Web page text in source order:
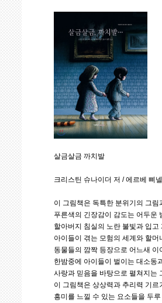
살금살금 까치발
크리스틴 슈나이더 저 / 에르베 삐
이 그림책은 독특한 분위기의 그
푸른색의 긴장감이 감도는 어두운
할아버지 침실의 노란 불빛과 입
아이들이 겪는 모험의 세계와 할
동물들의 깜짝 등장으로 어느새
한밤중에 아이들이 벌이는 대소동
사랑과 믿음을 바탕으로 펼쳐지는
이 그림책은 상상력과 추리력 기
흥미를 느낄 수 있는 요소들을 두